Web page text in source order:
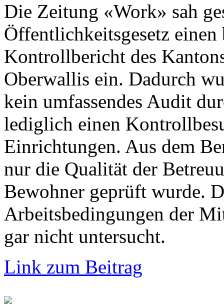
Die Zeitung «Work» sah
Öffentlichkeitsgesetz
Kontrollbericht des
Oberwallis ein. Dadurch
kein umfassendes Audit
lediglich einen
Einrichtungen. Aus dem
nur die Qualität der
Bewohner geprüft wurde.
Arbeitsbedingungen der
gar nicht untersucht.
Link zum Beitrag